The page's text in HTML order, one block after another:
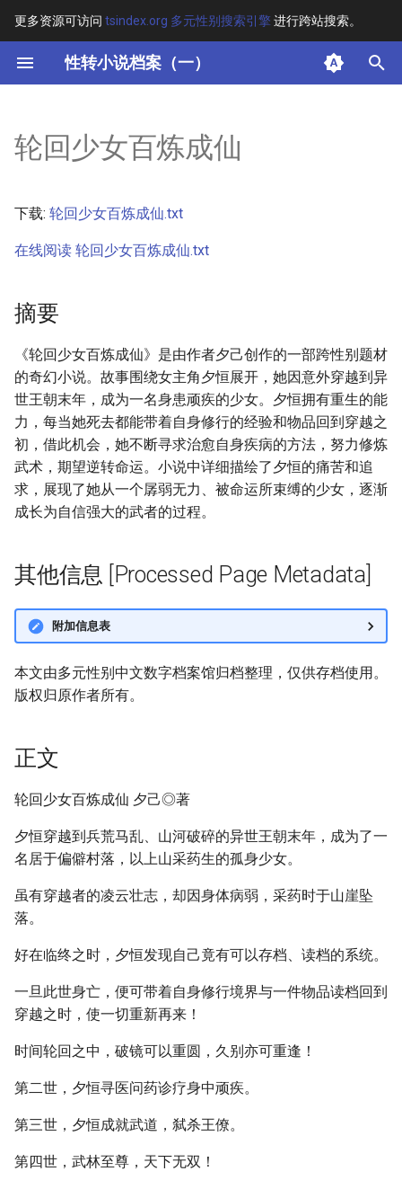
更多资源可访问 tsindex.org 多元性别搜索引擎进行跨站搜索。
性转小说档案（一）
键
开
搜
索
其他信息 [Processed Page
轮回少女百炼成仙
下载: 轮回少女百炼成仙.txt
在线阅读 轮回少女百炼成仙.txt
摘要
《轮回少女百炼成仙》是由作者夕己创作的一部跨性别题材
的奇幻小说。故事围绕女主角夕恒展开，她因意外穿越到异
世王朝末年，成为一名身患顽疾的少女。夕恒拥有重生的能
力，每当她死去都能带着自身修行的经验和物品回到穿越之
初，借此机会，她不断寻求治愈自身疾病的方法，努力修炼
武术，期望逆转命运。小说中详细描绘了夕恒的痛苦和追
求，展现了她从一个孱弱无力、被命运所束缚的少女，逐渐
成长为自信强大的武者的过程。
其他信息 [Processed Page Metadata]
附加信息表
本文由多元性别中文数字档案馆归档整理，仅供存档使用。
版权归原作者所有。
正文
轮回少女百炼成仙 夕己◎著
夕恒穿越到兵荒马乱、山河破碎的异世王朝末年，成为了一
名居于偏僻村落，以上山采药生的孤身少女。
虽有穿越者的凌云壮志，却因身体病弱，采药时于山崖坠
落。
好在临终之时，夕恒发现自己竟有可以存档、读档的系统。
一旦此世身亡，便可带着自身修行境界与一件物品读档回到
穿越之时，使一切重新再来！
时间轮回之中，破镜可以重圆，久别亦可重逢！
第二世，夕恒寻医问药诊疗身中顽疾。
第三世，夕恒成就武道，弑杀王僚。
第四世，武林至尊，天下无双！